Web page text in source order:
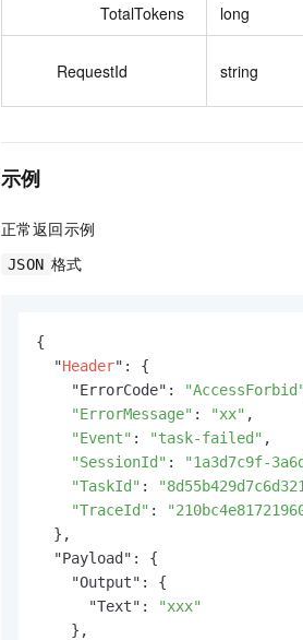
TotalTokens long
RequestId string
示例
正常返回示例
JSON 格式
{
  "
Header": {
    "ErrorCode":
"AccessForbid"
"ErrorMessage" : "xx" ,
"Event" : "task-failed" ,
"SessionId" : "1a3d7c9f-
"TaskId" :
"TraceId" :
  },
  "Payload": {
    "Output": {
      "Text":
"xxx"
    },